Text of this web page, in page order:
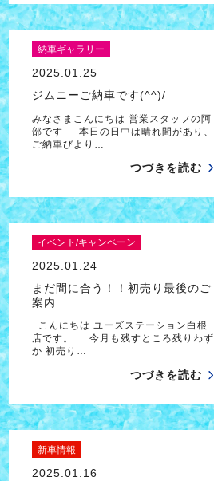
納車ギャラリー
2025.01.25
ジムニーご納車です(^^)/
みなさまこんにちは 営業スタッフの阿
部です 本日の日中は晴れ間があり、
ご納車びより…
つづきを読む
イベント/キャンペーン
2025.01.24
まだ間に合う！！初売り最後のご
案内
こんにちは ユーズステーション白根
店です。 今月も残すところ残りわず
か 初売り…
つづきを読む
新車情報
2025.01.16